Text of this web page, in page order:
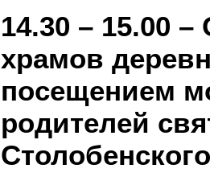
14.30 – 15.00
храмов
посещением
родителей